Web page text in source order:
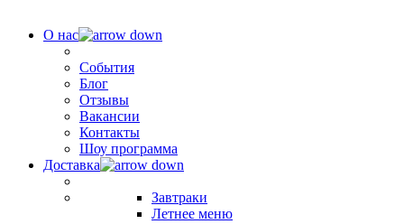
О нас
События
Блог
Отзывы
Вакансии
Контакты
Шоу программа
Доставка
Завтраки
Летнее меню